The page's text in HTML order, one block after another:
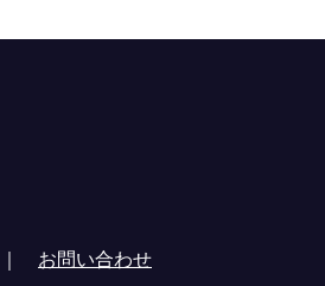
お問い合わせ